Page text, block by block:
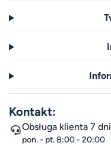
Kontakt:
Obsługa klienta 7
pon. - pt. 8:00 - 20:00